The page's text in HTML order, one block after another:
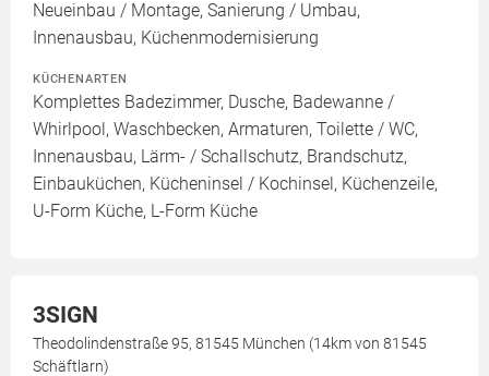
Neueinbau / Montage, Sanierung / Umbau,
Innenausbau, Küchenmodernisierung
KÜCHENARTEN
Komplettes Badezimmer, Dusche, Badewanne /
Whirlpool, Waschbecken, Armaturen, Toilette / WC,
Innenausbau, Lärm- / Schallschutz, Brandschutz,
Einbauküchen, Kücheninsel / Kochinsel, Küchenzeile,
U-Form Küche, L-Form Küche
3SIGN
Theodolindenstraße 95, 81545 München (14km von 81545
Schäftlarn)